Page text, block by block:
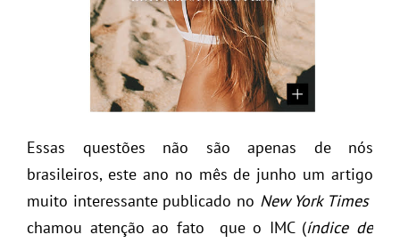
Essas questões não são apenas de nós
brasileiros, este ano no mês de junho um artigo
muito interessante publicado no New York Times
chamou atenção ao fato que o IMC (índice de